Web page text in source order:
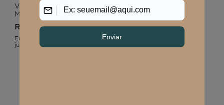
VESTIDO FEMININO
MÉDIO KAORI
R$ 249,90
Em até
juros
VESTIDO FEMININO
MÉDIO KAORI
R$249,90
Em até